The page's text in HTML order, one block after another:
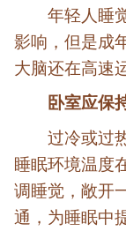
年轻人睡
影响，但是成
大脑还在高速
卧室应保
过冷或过
睡眠环境温度
调睡觉，敞开
通，为睡眠中